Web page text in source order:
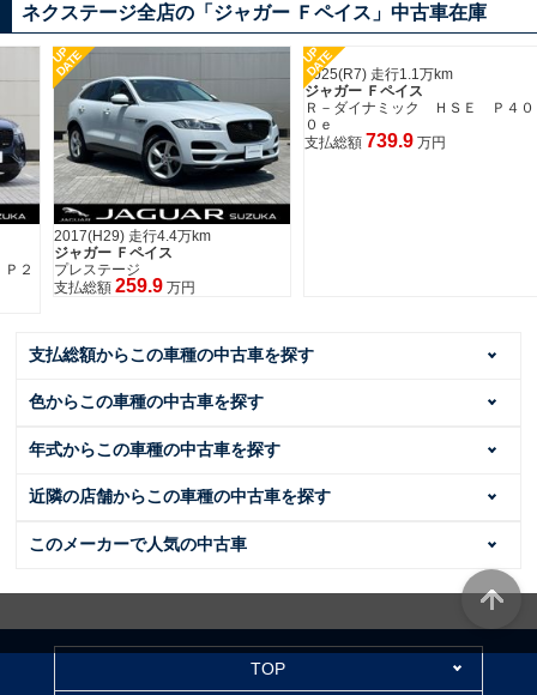
ネクステージ全店の「ジャガー Ｆペイス」中古車在庫
DATE
2017(H29) 走行4.4万km
ジャガー Ｆペイス
プレステージ
支払総額259.9万円
DATE
2025(R7) 走行1.1万km
ジャガー Ｆペイス
Ｒ－ダイナミック ＨＳＥ Ｐ４０
０ｅ
支払総額739.9万円
支払総額からこの車種の中古車を探す
色からこの車種の中古車を探す
年式からこの車種の中古車を探す
近隣の店舗からこの車種の中古車を探す
このメーカーで人気の中古車
TOP